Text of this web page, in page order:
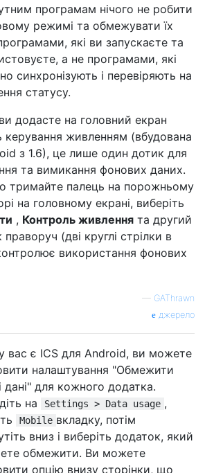
програмам нічого не робити
режимі та обмежувати їх
які ви запускаєте та
а не програмами, які
синхронізують і перевіряють на
статусу.
додасте на головний екран
керування живленням (вбудована
з 1.6), це лише один дотик для
та вимикання фонових даних.
тримайте палець на порожньому
на головному екрані, виберіть
, Контроль живлення та другий
праворуч (дві круглі стрілки в
використання фонових
— GAThrawn
джерело
вас є ICS для Android, ви можете
налаштування "Обмежити
дані" для кожного додатка.
на
Settings > Data usage ,
Mobile вкладку, потім
вниз і виберіть додаток, який
обмежити. Ви можете
опцію внизу сторінки, що